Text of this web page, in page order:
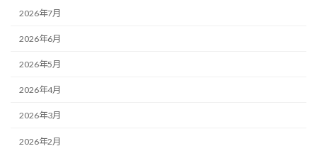
2026年7月
2026年6月
2026年5月
2026年4月
2026年3月
2026年2月